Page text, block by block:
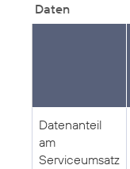
Daten
Datenanteil
am
Serviceumsatz